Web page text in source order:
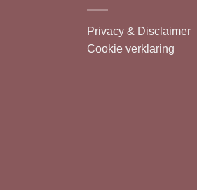
Privacy & Disclaimer
Cookie verklaring